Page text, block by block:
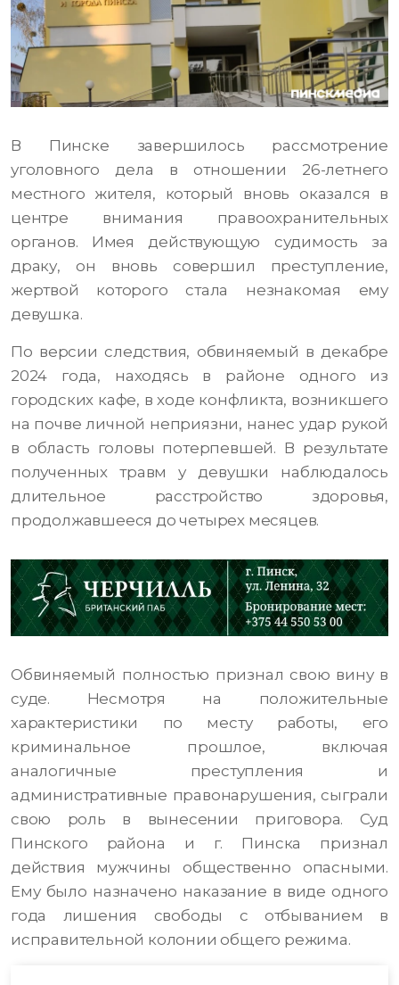
В Пинске завершилось рассмотрение
уголовного дела в отношении 26-летнего
местного жителя, который вновь оказался в
центре внимания правоохранительных
органов. Имея действующую судимость за
драку, он вновь совершил преступление,
жертвой которого стала незнакомая ему
девушка.
По версии следствия, обвиняемый в декабре
2024 года, находясь в районе одного из
городских кафе, в ходе конфликта, возникшего
на почве личной неприязни, нанес удар рукой
в область головы потерпевшей. В результате
полученных травм у девушки наблюдалось
длительное расстройство здоровья,
продолжавшееся до четырех месяцев.
Обвиняемый полностью признал свою вину в
суде. Несмотря на положительные
характеристики по месту работы, его
криминальное прошлое, включая
аналогичные преступления и
административные правонарушения, сыграли
свою роль в вынесении приговора. Суд
Пинского района и г. Пинска признал
действия мужчины общественно опасными.
Ему было назначено наказание в виде одного
года лишения свободы с отбыванием в
исправительной колонии общего режима.